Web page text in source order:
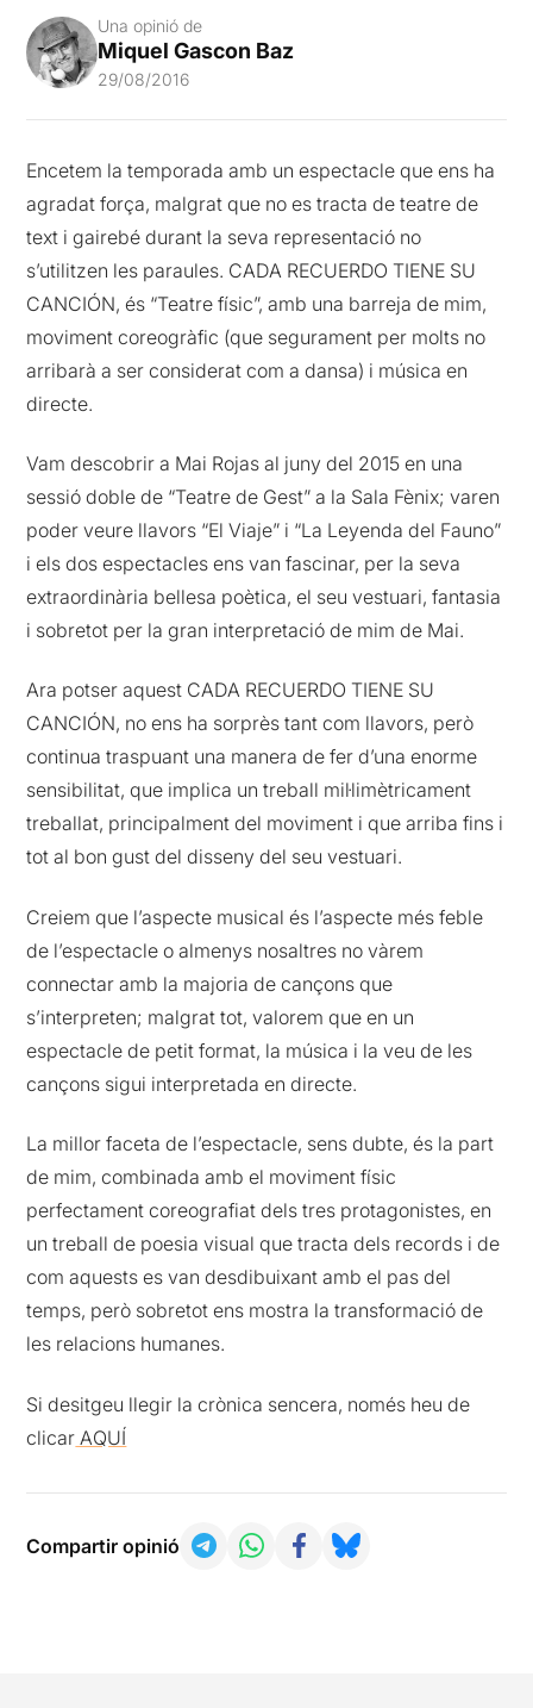
Una opinió de
Miquel Gascon Baz
29/08/2016
Encetem la temporada amb un espectacle que ens ha
agradat força, malgrat que no es tracta de teatre de
text i gairebé durant la seva representació no
s’utilitzen les paraules. CADA RECUERDO TIENE SU
CANCIÓN, és “Teatre físic”, amb una barreja de mim,
moviment coreogràfic (que segurament per molts no
arribarà a ser considerat com a dansa) i música en
directe.
Vam descobrir a Mai Rojas al juny del 2015 en una
sessió doble de “Teatre de Gest” a la Sala Fènix; varen
poder veure llavors “El Viaje” i “La Leyenda del Fauno”
i els dos espectacles ens van fascinar, per la seva
extraordinària bellesa poètica, el seu vestuari, fantasia
i sobretot per la gran interpretació de mim de Mai.
Ara potser aquest CADA RECUERDO TIENE SU
CANCIÓN, no ens ha sorprès tant com llavors, però
continua traspuant una manera de fer d’una enorme
sensibilitat, que implica un treball mil·limètricament
treballat, principalment del moviment i que arriba fins i
tot al bon gust del disseny del seu vestuari.
Creiem que l’aspecte musical és l’aspecte més feble
de l’espectacle o almenys nosaltres no vàrem
connectar amb la majoria de cançons que
s’interpreten; malgrat tot, valorem que en un
espectacle de petit format, la música i la veu de les
cançons sigui interpretada en directe.
La millor faceta de l’espectacle, sens dubte, és la part
de mim, combinada amb el moviment físic
perfectament coreografiat dels tres protagonistes, en
un treball de poesia visual que tracta dels records i de
com aquests es van desdibuixant amb el pas del
temps, però sobretot ens mostra la transformació de
les relacions humanes.
Si desitgeu llegir la crònica sencera, només heu de
clicar AQUÍ
Compartir opinió